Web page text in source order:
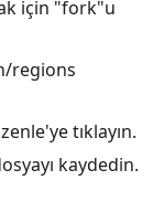
için "fork"u
regions
tıklayın.
kaydedin.